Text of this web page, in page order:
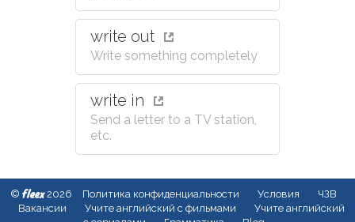
write out
Write something completely
write in
Send a letter to a TV station,
etc.
© fleex2026 Политика конфиденциальности Условия
ЧЗВ
Вакансии
Учите английский с фильмами
Учите английский